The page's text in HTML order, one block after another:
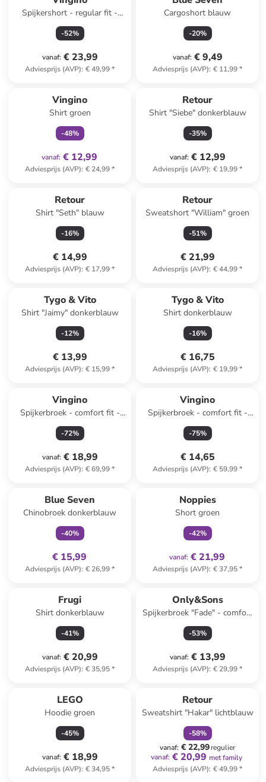
Spijkershort - regular fit -
blauw
-52%
vanaf: € 23,99
Adviesprijs (AVP): € 49,99*
Cargoshort blauw
-20%
vanaf: € 9,49
Adviesprijs (AVP): € 11,99*
Vingino
Shirt groen
-48%
vanaf: € 12,99
Adviesprijs (AVP): € 24,99*
Retour
Shirt "Siebe" donkerblauw
-35%
vanaf: € 12,99
Adviesprijs (AVP): € 19,99*
Retour
Shirt "Seth" blauw
-16%
€ 14,99
Adviesprijs (AVP): € 17,99*
Retour
Sweatshort "William" groen
-51%
€ 21,99
Adviesprijs (AVP): € 44,99*
Tygo & Vito
Shirt "Jaimy" donkerblauw
-12%
€ 13,99
Adviesprijs (AVP): € 15,99*
Tygo & Vito
Shirt donkerblauw
-16%
€ 16,75
Adviesprijs (AVP): € 19,99*
Vingino
Spijkerbroek - comfort fit -
blauw
-72%
vanaf: € 18,99
Adviesprijs (AVP): € 69,99*
Vingino
Spijkerbroek - comfort fit -
lichtblauw
-75%
€ 14,65
Adviesprijs (AVP): € 59,99*
Blue Seven
Chinobroek donkerblauw
-40%
€ 15,99
Adviesprijs (AVP): € 26,99*
Noppies
Short groen
-42%
vanaf: € 21,99
Adviesprijs (AVP): € 37,95*
Frugi
Shirt donkerblauw
-41%
vanaf: € 20,99
Adviesprijs (AVP): € 35,95*
Only&Sons
Spijkerbroek "Fade" - comfort
fit - blauw
-53%
vanaf: € 13,99
Adviesprijs (AVP): € 29,99*
LEGO
Hoodie groen
-45%
vanaf: € 18,99
Adviesprijs (AVP): € 34,95*
Retour
Sweatshirt "Hakar" lichtblauw
-58%
vanaf: € 22,99regulier
vanaf: € 20,99 met family
Adviesprijs (AVP): € 49,99*